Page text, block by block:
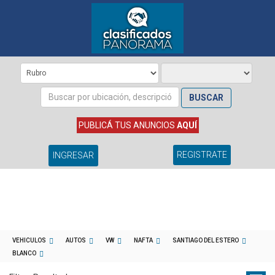
BUSCAR
PUBLICÁ TUS ANUNCIOS AQUÍ
INGRESAR REGISTRATE
VEHICULOS AUTOS VW NAFTA
SANTIAGO DEL ESTERO
BLANCO